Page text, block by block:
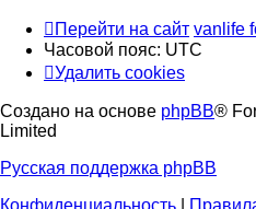
Перейти на сайт vanlife
Часовой пояс: UTC
Удалить cookies
Создано на основе phpBB®
Limited
Русская поддержка phpBB